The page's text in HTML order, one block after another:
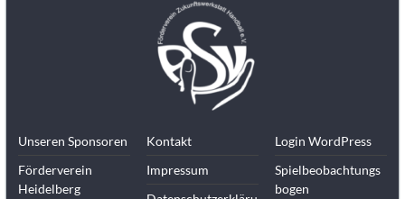
Unseren Sponsoren
Förderverein
Heidelberg
Kontakt
Impressum
Login WordPress
Spielbeobachtungs
bogen